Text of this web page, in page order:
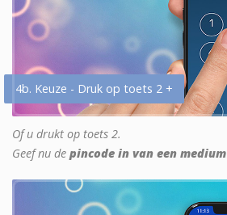
4b. Keuze - Druk op toets 2 +
Of u drukt op toets 2.
Geef nu de pincode in van een medium